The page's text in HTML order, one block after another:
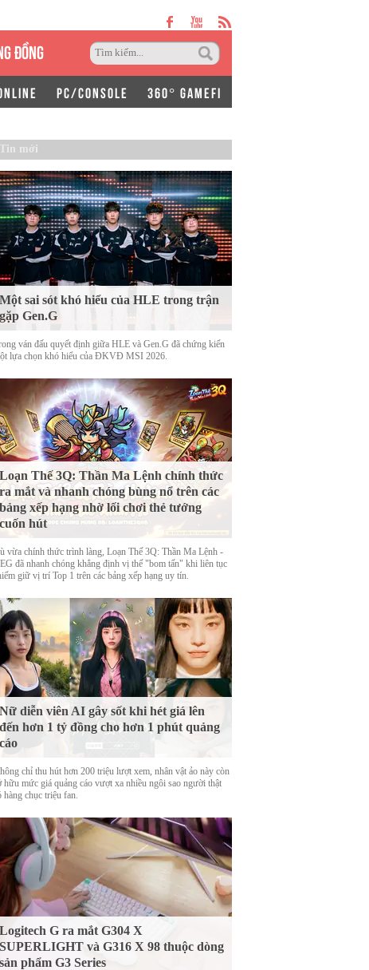
ĐỒNG
PC/CONSOLE 360° GAMEFI
Tin mới
Một sai sót khó hiểu của HLE trong trận
gặp Gen.G
ván đấu quyết định giữa HLE và Gen.G đã chứng kiến
lựa chọn khó hiểu của ĐKVĐ MSI 2026.
Loạn Thế 3Q: Thần Ma Lệnh chính thức
ra mắt và nhanh chóng bùng nổ trên các
bảng xếp hạng nhờ lối chơi thẻ tướng
cuốn hút
vừa chính thức trình làng, Loạn Thế 3Q: Thần Ma Lệnh -
đã nhanh chóng khẳng định vị thế "bom tấn" khi liên tục
giữ vị trí Top 1 trên các bảng xếp hạng uy tín.
Nữ diễn viên AI gây sốt khi hét giá lên
đến hơn 1 tỷ đồng cho hơn 1 phút quảng
cáo
chỉ thu hút hơn 200 triệu lượt xem, nhân vật ảo này còn
hữu mức giá quảng cáo vượt xa nhiều ngôi sao người thật
hàng chục triệu fan.
Logitech G ra mắt G304 X
SUPERLIGHT và G316 X 98 thuộc dòng
sản phẩm G3 Series